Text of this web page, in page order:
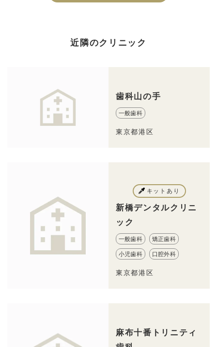
近隣のクリニック
歯科山の手
一般歯科
東京都港区
キットあり
新橋デンタルクリニ
ック
一般歯科 矯正歯科
小児歯科 口腔外科
東京都港区
麻布十番トリニティ